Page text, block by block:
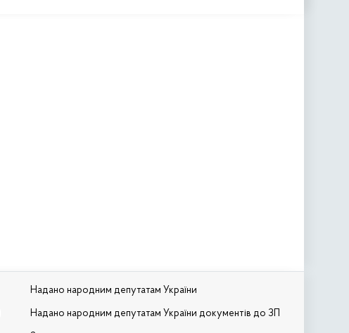
Надано народним депутатам України
Надано народним депутатам України документів до ЗП